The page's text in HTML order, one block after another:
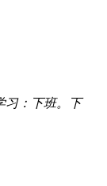
习：下班。下